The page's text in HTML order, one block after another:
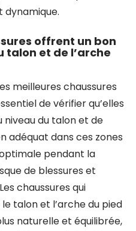
dynamique.
offrent un bon
talon et de l’arche
meilleures chaussures
de vérifier qu’elles
du talon et de
adéquat dans ces zones
pendant la
de blessures et
chaussures qui
talon et l’arche du pied
naturelle et équilibrée,